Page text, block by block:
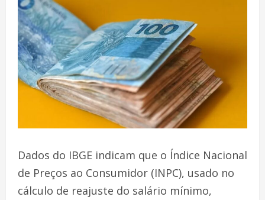
Dados do IBGE indicam que o Índice Nacional
de Preços ao Consumidor (INPC), usado no
cálculo de reajuste do salário mínimo,